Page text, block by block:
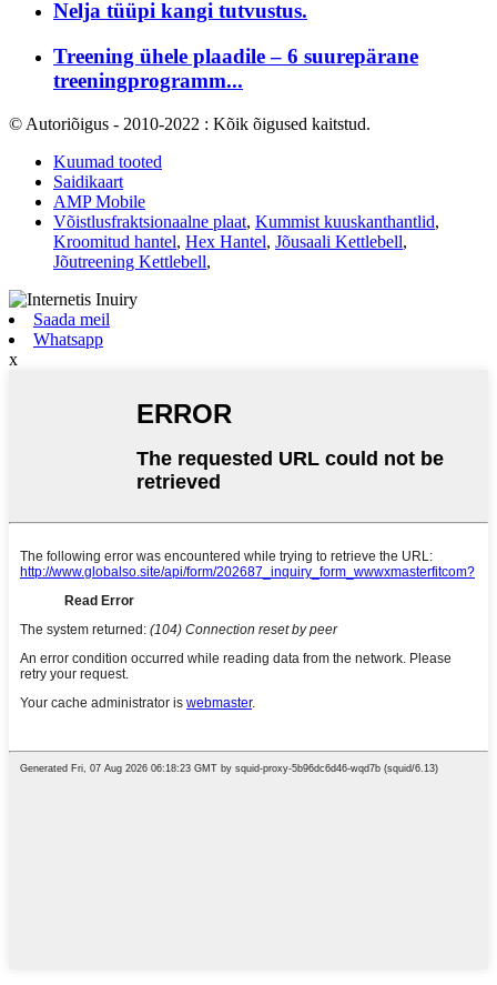
Nelja tüüpi kangi tutvustus.
Treening ühele plaadile – 6 suurepärane
treeningprogramm...
© Autoriõigus - 2010-2022 : Kõik õigused kaitstud.
Kuumad tooted
Saidikaart
AMP Mobile
Võistlusfraktsionaalne plaat, Kummist kuuskanthantlid,
Kroomitud hantel, Hex Hantel, Jõusaali Kettlebell,
Jõutreening Kettlebell,
Saada meil
Whatsapp
x